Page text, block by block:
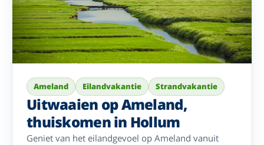
Ameland Eilandvakantie Strandvakantie
Uitwaaien op Ameland,
thuiskomen in Hollum
Geniet van het eilandgevoel op Ameland vanuit